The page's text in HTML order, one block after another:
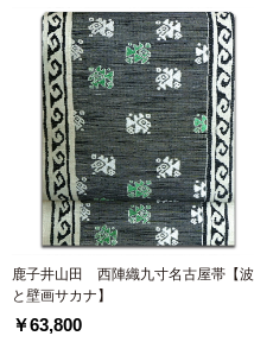
鹿子井山田 西陣織九寸名古屋帯【波
と壁画サカナ】
￥63,800